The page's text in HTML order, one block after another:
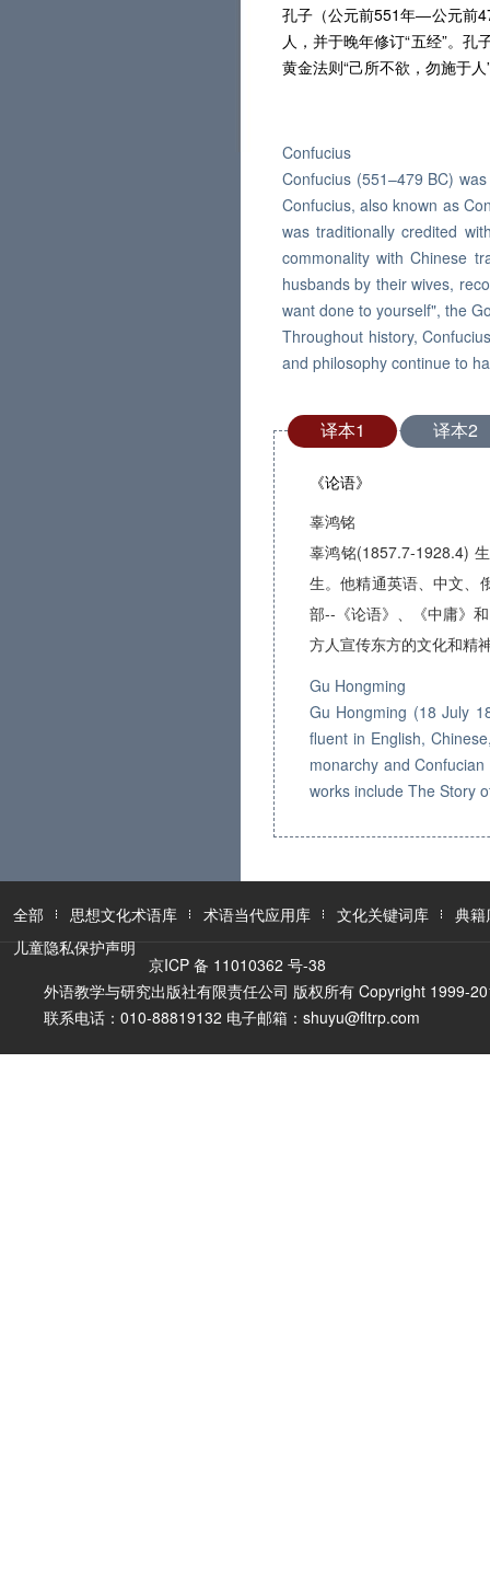
孔子（公元前551年―公元前
人，并于晚年修订“五经”。
黄金法则“己所不欲，勿施于
Confucius
Confucius (551–479 BC)
Confucius, also known as
was traditionally credited
commonality with Chinese
husbands by their wives,
want done to yourself", the
Throughout history,
and philosophy continue to
译本1 译本2
《论语》
辜鸿铭
辜鸿铭(1857.7-1928.4)
生。他精通英语、中文、
部--《论语》、《中庸》
方人宣传东方的文化和精
Gu Hongming
Gu Hongming (18 July
fluent in English,
monarchy and
works include The Story
全部 思想文化术语库 术语当代应用库 文化关键词库
典籍
儿童隐私保护声明
京ICP 备 11010362 号-38
外语教学与研究出版社有限责任公司 版权所有 Copyright 1999-
联系电话：010-88819132 电子邮箱：shuyu@fltrp.com